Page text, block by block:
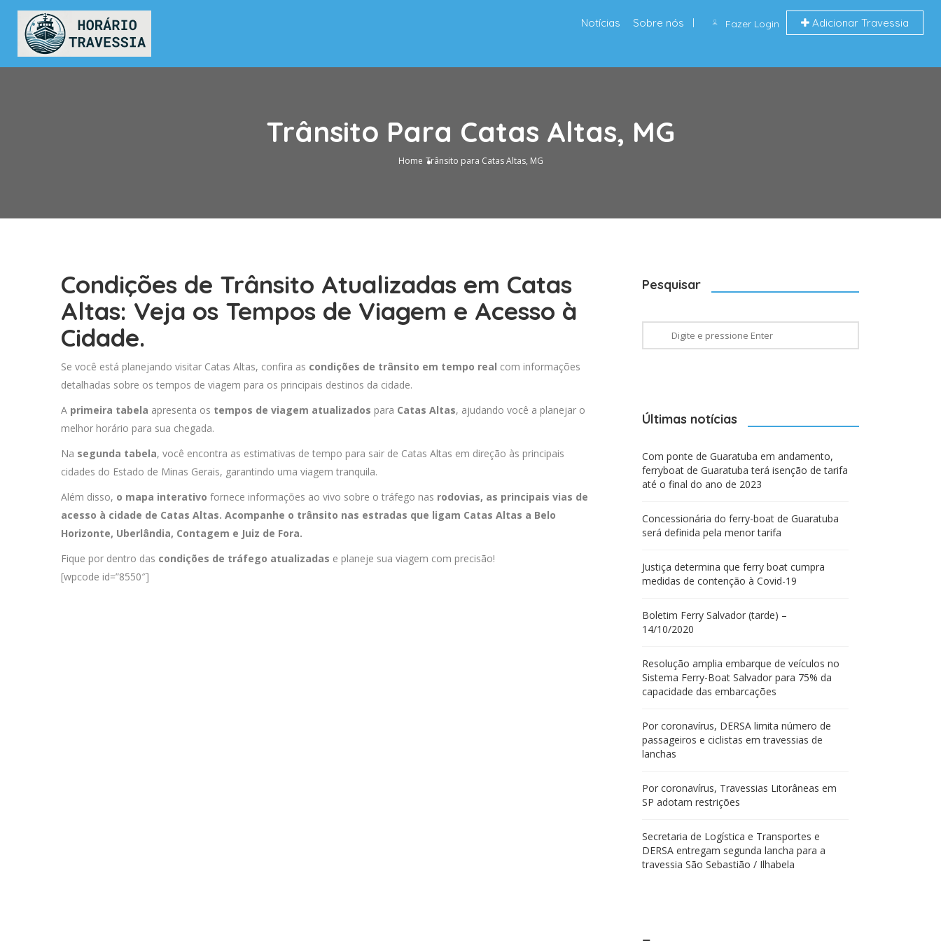
Fazer Login Adicionar Travessia
Notícias Sobre nós
Trânsito Para Catas Altas, MG
Home Trânsito para Catas Altas, MG
Condições de Trânsito Atualizadas em Catas
Altas: Veja os Tempos de Viagem e Acesso à
Cidade.
Se você está planejando visitar Catas Altas, confira as condições de trânsito em tempo real com informações
detalhadas sobre os tempos de viagem para os principais destinos da cidade.
A primeira tabela apresenta os tempos de viagem atualizados para Catas Altas, ajudando você a planejar o
melhor horário para sua chegada.
Na segunda tabela, você encontra as estimativas de tempo para sair de Catas Altas em direção às principais
cidades do Estado de Minas Gerais, garantindo uma viagem tranquila.
Além disso, o mapa interativo fornece informações ao vivo sobre o tráfego nas rodovias, as principais vias de
acesso à cidade de Catas Altas. Acompanhe o trânsito nas estradas que ligam Catas Altas a Belo
Horizonte, Uberlândia, Contagem e Juiz de Fora.
Fique por dentro das condições de tráfego atualizadas e planeje sua viagem com precisão!
[wpcode id=”8550″]
Pesquisar
Últimas notícias
Com ponte de Guaratuba em andamento,
ferryboat de Guaratuba terá isenção de tarifa
até o final do ano de 2023
Concessionária do ferry-boat de Guaratuba
será definida pela menor tarifa
Justiça determina que ferry boat cumpra
medidas de contenção à Covid-19
Boletim Ferry Salvador (tarde) –
14/10/2020
Resolução amplia embarque de veículos no
Sistema Ferry-Boat Salvador para 75% da
capacidade das embarcações
Por coronavírus, DERSA limita número de
passageiros e ciclistas em travessias de
lanchas
Por coronavírus, Travessias Litorâneas em
SP adotam restrições
Secretaria de Logística e Transportes e
DERSA entregam segunda lancha para a
travessia São Sebastião / Ilhabela